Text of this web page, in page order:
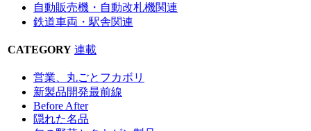
自動販売機・自動改札機関連
鉄道車両・駅舎関連
CATEGORY 連載
営業、丸ごとフカボリ
新製品開発最前線
Before After
隠れた名品